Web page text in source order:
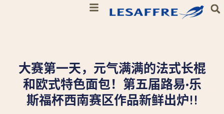
大赛第一天，元气满满的法式长棍
和欧式特色面包！第五届路易·乐
斯福杯西南赛区作品新鲜出炉!!